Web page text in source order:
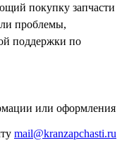
покупку запчасти
проблемы,
поддержки по
или оформления
mail@kranzapchasti.ru